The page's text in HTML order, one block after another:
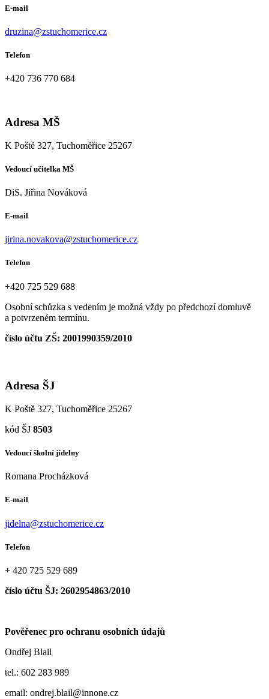
E-mail
druzina@zstuchomerice.cz
Telefon
+420 736 770 684
Adresa MŠ
K Poště 327, Tuchoměřice 25267
Vedoucí učitelka MŠ
DiS. Jiřina Nováková
E-mail
jirina.novakova@zstuchomerice.cz
Telefon
+420 725 529 688
Osobní schůzka s vedením je možná vždy po předchozí domluvě
a potvrzeném termínu.
číslo účtu ZŠ: 2001990359/2010
Adresa ŠJ
K Poště 327, Tuchoměřice 25267
kód ŠJ 8503
Vedoucí školní jídelny
Romana Procházková
E-mail
jidelna@zstuchomerice.cz
Telefon
+ 420 725 529 689
číslo účtu ŠJ: 2602954863/2010
Pověřenec pro ochranu osobních údajů
Ondřej Blail
tel.: 602 283 989
email: ondrej.blail@innone.cz